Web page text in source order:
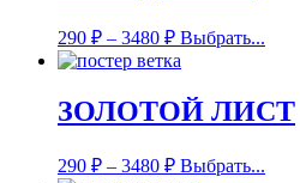
290 ₽ – 3480 ₽ Выбрать...
ЗОЛОТОЙ ЛИСТ
290 ₽ – 3480 ₽ Выбрать...